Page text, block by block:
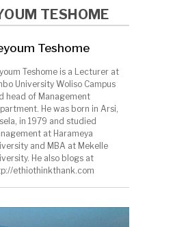
TESHOME
Teshome
Teshome is a Lecturer at
University Woliso Campus
head of Management
He was born in Arsi,
in 1979 and studied
at Harameya
and MBA at Mekelle
He also blogs at
ethiothinkthank.com